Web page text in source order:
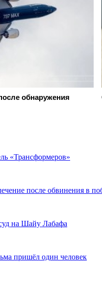
обнаружения
«Трансформеров»
после обвинения в
на Шайу Лабафа
пришёл один человек